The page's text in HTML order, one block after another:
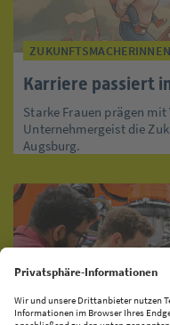
ZUKUNFTSMACHERINNEN
Karriere passiert
Starke Frauen prägen
Unternehmergeist die
Augsburg.